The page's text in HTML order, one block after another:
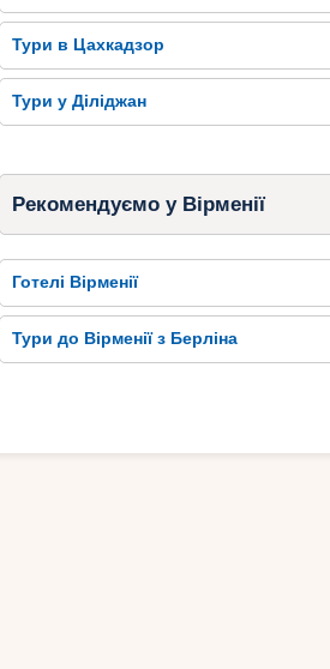
Тури в Цахкадзор
Тури у Діліджан
Рекомендуємо у Вірменії
Готелі Вірменії
Тури до Вірменії з Берліна